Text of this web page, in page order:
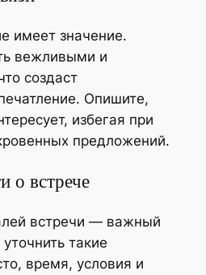
имеет значение.
вежливыми и
создаст
Опишите,
избегая при
предложений.
о встрече
встречи — важный
такие
время, условия и